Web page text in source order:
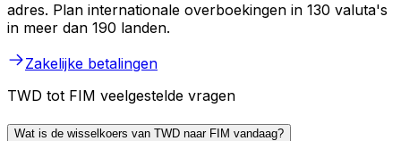
adres. Plan internationale overboekingen in 130 valuta's
in meer dan 190 landen.
Zakelijke betalingen
TWD tot FIM veelgestelde vragen
Wat is de wisselkoers van TWD naar FIM vandaag?